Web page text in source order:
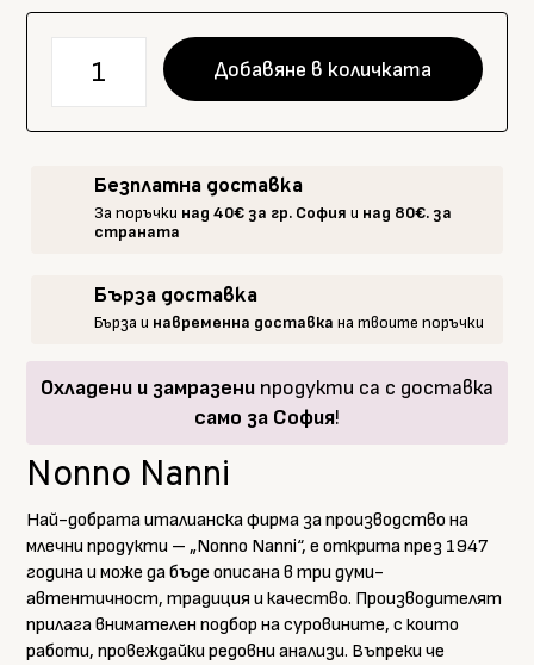
Nanni
Добавяне в количката
Безплатна доставка
За поръчки над 40€ за гр. София и над 80€. за
страната
Бърза доставка
Бърза и навременна доставка на твоите поръчки
Охладени и замразени продукти са с доставка
само за София!
Nonno Nanni
Най-добрата италианска фирма за производство на
млечни продукти – „Nonno Nanni“, е открита през 1947
година и може да бъде описана в три думи-
автентичност, традиция и качество. Производителят
прилага внимателен подбор на суровините, с които
работи, провеждайки редовни анализи. Въпреки че